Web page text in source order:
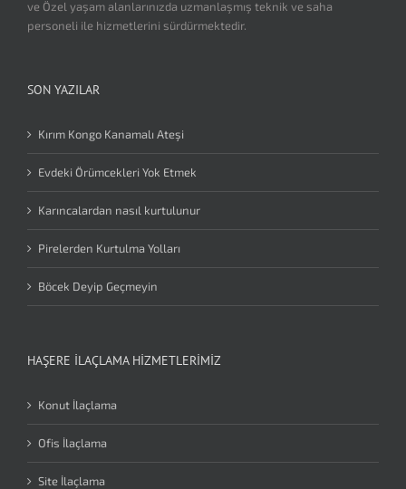
ve Özel yaşam alanlarınızda uzmanlaşmış teknik ve saha
personeli ile hizmetlerini sürdürmektedir.
SON YAZILAR
Kırım Kongo Kanamalı Ateşi
Evdeki Örümcekleri Yok Etmek
Karıncalardan nasıl kurtulunur
Pirelerden Kurtulma Yolları
Böcek Deyip Geçmeyin
HAŞERE İLAÇLAMA HIZMETLERIMIZ
Konut İlaçlama
Ofis İlaçlama
Site İlaçlama